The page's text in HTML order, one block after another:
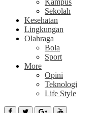
Kampus
Sekolah
Kesehatan
Lingkungan
Olahraga
Bola
Sport
More
Opini
Teknologi
Life Style